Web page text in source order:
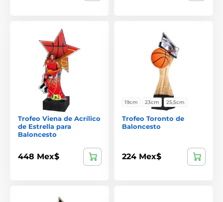
Trofeo Viena de Acrílico
de Estrella para
Baloncesto
448 Mex$
19cm 23cm 25,5cm
Trofeo Toronto de
Baloncesto
224 Mex$